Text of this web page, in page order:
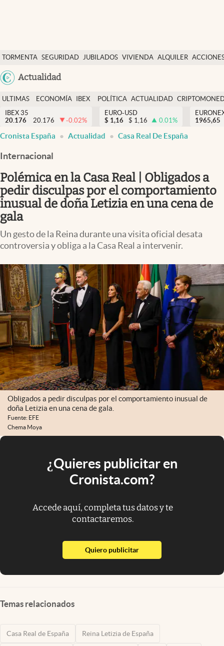
TORMENTA SEGURIDAD JUBILADOS VIVIENDA ALQUILER
USA
Colombia
Actualidad
Economía y finanzas
Política
Actualidad
Criptomonedas
España
ULTIMAS
NOTICIAS
ECONOMÍA
FINANZAS
IBEX
EURO
POLÍTICA ACTUALIDAD
IBEX 35
20.176
20.176 -0.02%
EURO-USD
$ 1,16 $ 1,16 0.01%
1965,65
Cronista España Actualidad Casa Real De España
Internacional
Polémica en la Casa Real | Obligados a
pedir disculpas por el comportamiento
inusual de doña Letizia en una cena de
gala
Un gesto de la Reina durante una visita oficial desata
controversia y obliga a la Casa Real a intervenir.
Obligados a pedir disculpas por el comportamiento inusual de
doña Letizia en una cena de gala.
Fuente: EFE
Chema Moya
¿Quieres publicitar en
Cronista.com?
Accede aquí, completa tus datos y te
contactaremos.
Quiero publicitarabre en nueva pestaña
Temas relacionados
Casa Real de España Reina Letizia de España